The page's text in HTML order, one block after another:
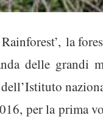
la
delle grandi
per la prima